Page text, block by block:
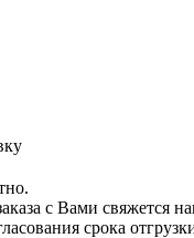
с Вами свяжется
срока